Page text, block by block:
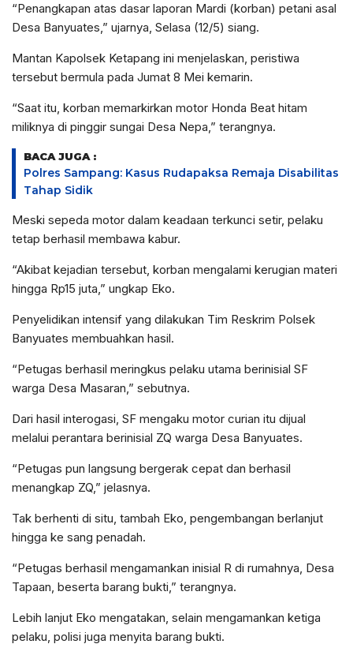
“Penangkapan atas dasar laporan Mardi (korban) petani asal
Desa Banyuates,” ujarnya, Selasa (12/5) siang.
Mantan Kapolsek Ketapang ini menjelaskan, peristiwa
tersebut bermula pada Jumat 8 Mei kemarin.
“Saat itu, korban memarkirkan motor Honda Beat hitam
miliknya di pinggir sungai Desa Nepa,” terangnya.
BACA JUGA :
Polres Sampang: Kasus Rudapaksa Remaja Disabilitas
Tahap Sidik
Meski sepeda motor dalam keadaan terkunci setir, pelaku
tetap berhasil membawa kabur.
“Akibat kejadian tersebut, korban mengalami kerugian materi
hingga Rp15 juta,” ungkap Eko.
Penyelidikan intensif yang dilakukan Tim Reskrim Polsek
Banyuates membuahkan hasil.
“Petugas berhasil meringkus pelaku utama berinisial SF
warga Desa Masaran,” sebutnya.
Dari hasil interogasi, SF mengaku motor curian itu dijual
melalui perantara berinisial ZQ warga Desa Banyuates.
“Petugas pun langsung bergerak cepat dan berhasil
menangkap ZQ,” jelasnya.
Tak berhenti di situ, tambah Eko, pengembangan berlanjut
hingga ke sang penadah.
“Petugas berhasil mengamankan inisial R di rumahnya, Desa
Tapaan, beserta barang bukti,” terangnya.
Lebih lanjut Eko mengatakan, selain mengamankan ketiga
pelaku, polisi juga menyita barang bukti.